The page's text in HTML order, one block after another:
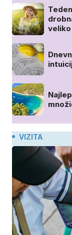
VIZITA